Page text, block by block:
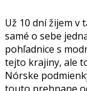
Už 10 dní žijem v
samé o sebe
pohľadnice s
tejto krajiny, ale
Nórske
touto prehnane